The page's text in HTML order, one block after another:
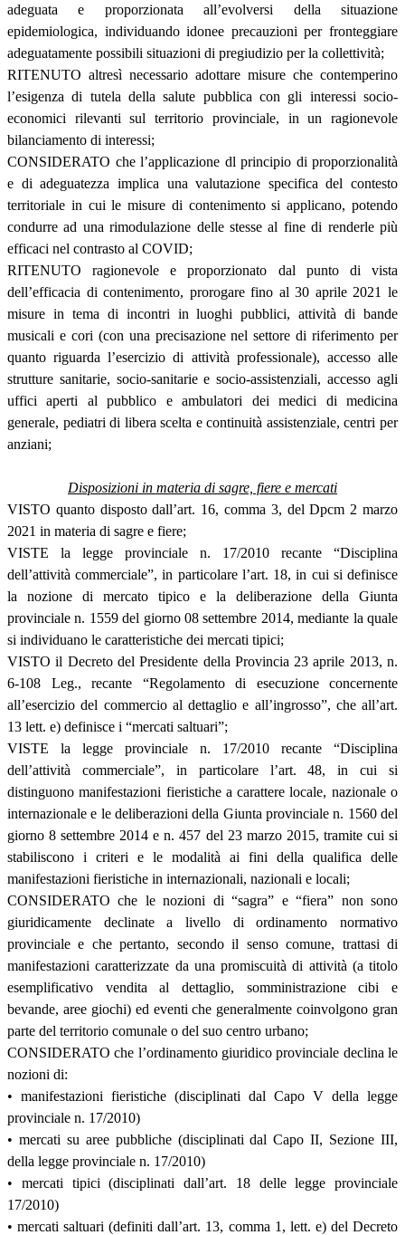
adeguata e proporzionata all’evolversi della situazione
epidemiologica, individuando idonee precauzioni per fronteggiare
adeguatamente possibili situazioni di pregiudizio per la collettività;
RITENUTO altresì necessario adottare misure che contemperino
l’esigenza di tutela della salute pubblica con gli interessi socio-
economici rilevanti sul territorio provinciale, in un ragionevole
bilanciamento di interessi;
CONSIDERATO che l’applicazione dl principio di proporzionalità
e di adeguatezza implica una valutazione specifica del contesto
territoriale in cui le misure di contenimento si applicano, potendo
condurre ad una rimodulazione delle stesse al fine di renderle più
efficaci nel contrasto al COVID;
RITENUTO ragionevole e proporzionato dal punto di vista
dell’efficacia di contenimento, prorogare fino al 30 aprile 2021 le
misure in tema di incontri in luoghi pubblici, attività di bande
musicali e cori (con una precisazione nel settore di riferimento per
quanto riguarda l’esercizio di attività professionale), accesso alle
strutture sanitarie, socio-sanitarie e socio-assistenziali, accesso agli
uffici aperti al pubblico e ambulatori dei medici di medicina
generale, pediatri di libera scelta e continuità assistenziale, centri per
anziani;
Disposizioni in materia di sagre, fiere e mercati
VISTO quanto disposto dall’art. 16, comma 3, del Dpcm 2 marzo
2021 in materia di sagre e fiere;
VISTE la legge provinciale n. 17/2010 recante “Disciplina
dell’attività commerciale”, in particolare l’art. 18, in cui si definisce
la nozione di mercato tipico e la deliberazione della Giunta
provinciale n. 1559 del giorno 08 settembre 2014, mediante la quale
si individuano le caratteristiche dei mercati tipici;
VISTO il Decreto del Presidente della Provincia 23 aprile 2013, n.
6-108 Leg., recante “Regolamento di esecuzione concernente
all’esercizio del commercio al dettaglio e all’ingrosso”, che all’art.
13 lett. e) definisce i “mercati saltuari”;
VISTE la legge provinciale n. 17/2010 recante “Disciplina
dell’attività commerciale”, in particolare l’art. 48, in cui si
distinguono manifestazioni fieristiche a carattere locale, nazionale o
internazionale e le deliberazioni della Giunta provinciale n. 1560 del
giorno 8 settembre 2014 e n. 457 del 23 marzo 2015, tramite cui si
stabiliscono i criteri e le modalità ai fini della qualifica delle
manifestazioni fieristiche in internazionali, nazionali e locali;
CONSIDERATO che le nozioni di “sagra” e “fiera” non sono
giuridicamente declinate a livello di ordinamento normativo
provinciale e che pertanto, secondo il senso comune, trattasi di
manifestazioni caratterizzate da una promiscuità di attività (a titolo
esemplificativo vendita al dettaglio, somministrazione cibi e
bevande, aree giochi) ed eventi che generalmente coinvolgono gran
parte del territorio comunale o del suo centro urbano;
CONSIDERATO che l’ordinamento giuridico provinciale declina le
nozioni di:
• manifestazioni fieristiche (disciplinati dal Capo V della legge
provinciale n. 17/2010)
• mercati su aree pubbliche (disciplinati dal Capo II, Sezione III,
della legge provinciale n. 17/2010)
• mercati tipici (disciplinati dall’art. 18 delle legge provinciale
17/2010)
• mercati saltuari (definiti dall’art. 13, comma 1, lett. e) del Decreto